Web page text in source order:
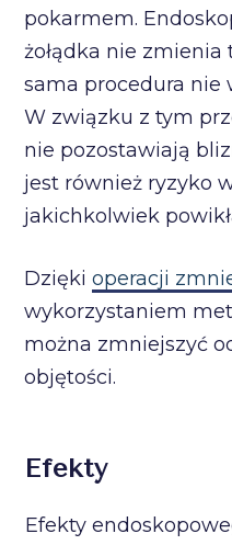
pokarmem.
żołądka nie zmienia
sama procedura nie
W związku z tym
nie pozostawiają
jest również ryzyko
jakichkolwiek
Dziękioperacji
wykorzystaniem
można zmniejszyć
objętości.
Efekty
Efekty